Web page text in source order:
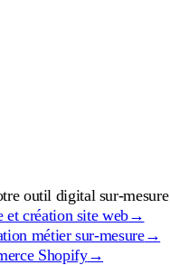
outil digital sur-mesure
et création site web→
métier sur-mesure→
Shopify→